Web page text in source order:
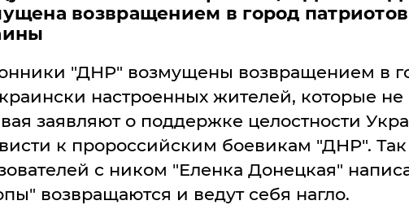
возвращением в город патриотов
"ДНР" возмущены возвращением в
настроенных жителей, которые не
заявляют о поддержке целостности
к пророссийским боевикам "ДНР".
с ником "Еленка Донецкая"
возвращаются и ведут себя нагло.